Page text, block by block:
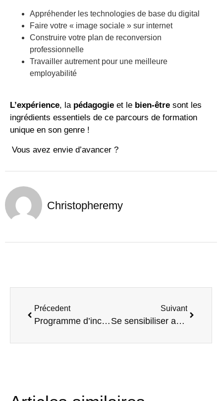
Appréhender les technologies de base du digital
Faire votre « image sociale » sur internet
Construire votre plan de reconversion
professionnelle
Travailler autrement pour une meilleure
employabilité
L’expérience, la pédagogie et le bien-être sont les
ingrédients essentiels de ce parcours de formation
unique en son genre !
Vous avez envie d’avancer ?
Christopheremy
Précedent
Programme d’incubation, bravo aux 6 LAURÉATS !
Suivant
Se sensibiliser au zÉro dÉchet avec le Quai des possibles